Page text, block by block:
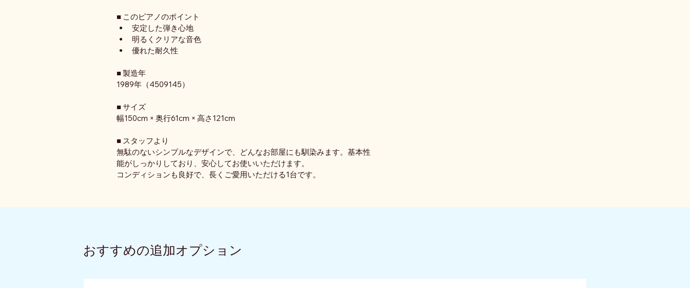
■ このピアノのポイント
安定した弾き心地
明るくクリアな音色
優れた耐久性
■ 製造年
1989年（4509145）
■ サイズ
幅150cm × 奥行61cm × 高さ121cm
■ スタッフより
無駄のないシンプルなデザインで、どんなお部屋にも馴染みます。基本性
能がしっかりしており、安心してお使いいただけます。
コンディションも良好で、長くご愛用いただける1台です。
おすすめの追加オプション